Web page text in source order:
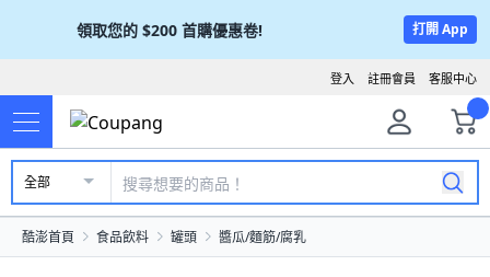
領取您的 $200 首購優惠卷! 打開 App
客服中心
註冊會員
登入
全部
酷澎首頁 食品飲料 罐頭 醬瓜/麵筋/腐乳